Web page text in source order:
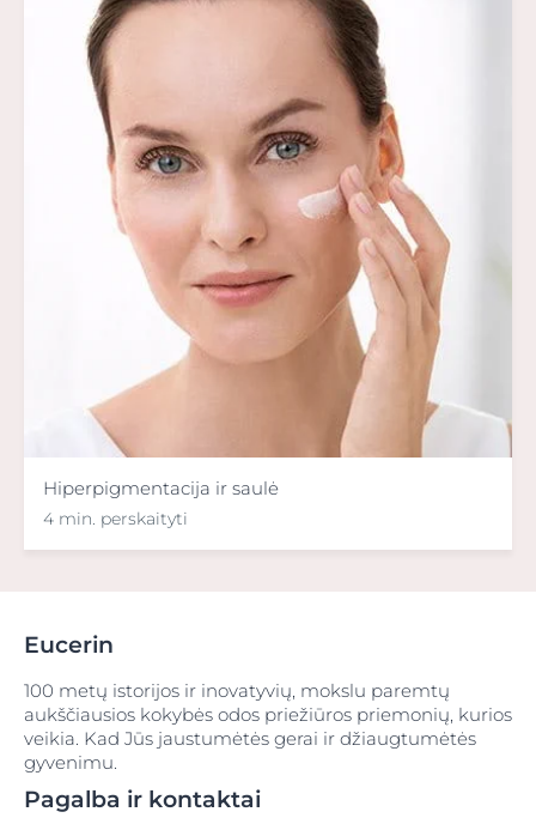
Hiperpigmentacija ir saulė
4 min. perskaityti
Eucerin
100 metų istorijos ir inovatyvių, mokslu paremtų
aukščiausios kokybės odos priežiūros priemonių, kurios
veikia. Kad Jūs jaustumėtės gerai ir džiaugtumėtės
gyvenimu.
Pagalba ir kontaktai